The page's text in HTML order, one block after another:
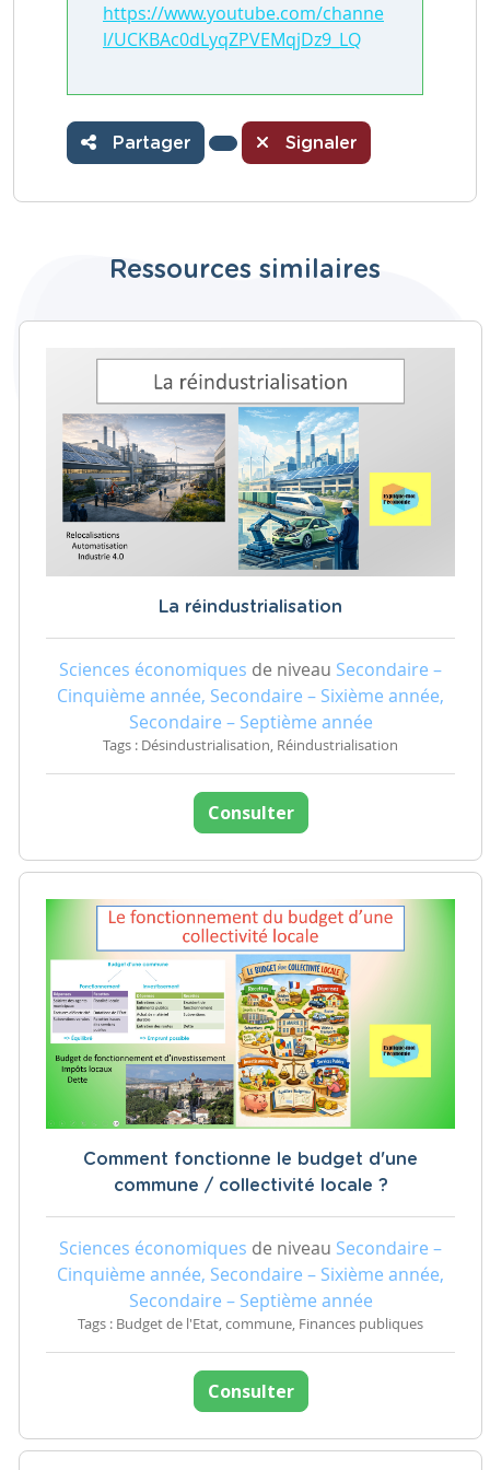
https://www.youtube.com/channe
l/UCKBAc0dLyqZPVEMqjDz9_LQ
Partager Signaler
Ressources similaires
La réindustrialisation
Sciences économiques de niveau Secondaire –
Cinquième année, Secondaire – Sixième année,
Secondaire – Septième année
Tags : Désindustrialisation, Réindustrialisation
Consulter
Comment fonctionne le budget d'une
commune / collectivité locale ?
Sciences économiques de niveau Secondaire –
Cinquième année, Secondaire – Sixième année,
Secondaire – Septième année
Tags : Budget de l'Etat, commune, Finances publiques
Consulter